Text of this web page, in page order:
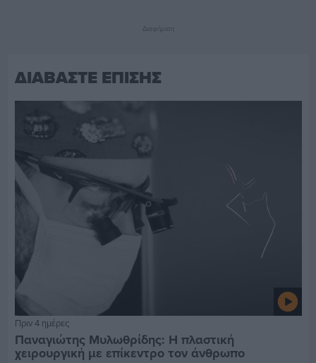
Διαφήμιση
ΔΙΑΒΑΣΤΕ ΕΠΙΣΗΣ
Πριν 4 ημέρες
Παναγιώτης Μυλωθρίδης: Η πλαστική
χειρουργική με επίκεντρο τον άνθρωπο